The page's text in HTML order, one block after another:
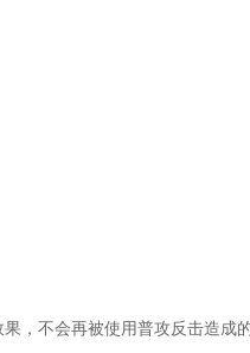
不会再被使用普攻反击造成的